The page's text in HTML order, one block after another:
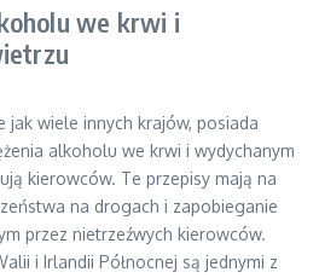
we krwi i
jak wiele innych krajów, posiada
alkoholu we krwi i wydychanym
kierowców. Te przepisy mają na
na drogach i zapobieganie
przez nietrzeźwych kierowców.
i Irlandii Północnej są jednymi z